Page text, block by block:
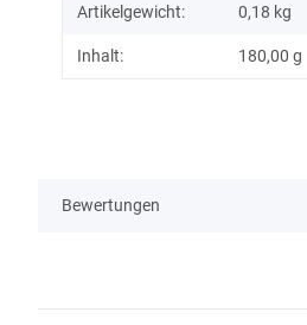
Artikelgewicht: 0,18 kg
Inhalt: 180,00 g
Bewertungen